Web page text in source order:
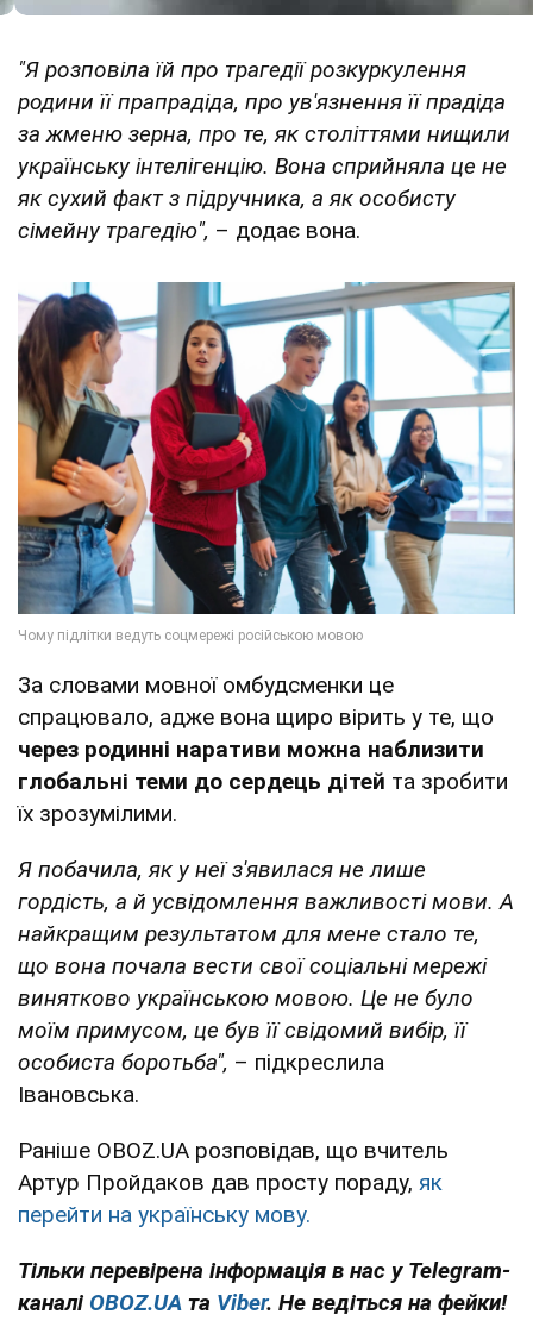
"Я розповіла їй про трагедії розкуркулення
родини її прапрадіда, про ув'язнення її прадіда
за жменю зерна, про те, як століттями нищили
українську інтелігенцію. Вона сприйняла це не
як сухий факт з підручника, а як особисту
сімейну трагедію", – додає вона.
За словами мовної омбудсменки це
спрацювало, адже вона щиро вірить у те, що
через родинні наративи можна наблизити
глобальні теми до сердець дітей та зробити
їх зрозумілими.
Я побачила, як у неї з'явилася не лише
гордість, а й усвідомлення важливості мови. А
найкращим результатом для мене стало те,
що вона почала вести свої соціальні мережі
винятково українською мовою. Це не було
моїм примусом, це був її свідомий вибір, її
особиста боротьба", – підкреслила
Івановська.
Раніше OBOZ.UA розповідав, що вчитель
Артур Пройдаков дав просту пораду, як
перейти на українську мову.
Тільки перевірена інформація в нас у Telegram-
каналі OBOZ.UA та Viber. Не ведіться на фейки!